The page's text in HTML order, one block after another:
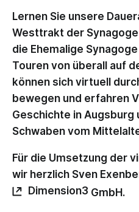
Lernen Sie unsere
Westtrakt der
die Ehemalige
Touren von überall auf
können sich virtuell
bewegen und erfahren
Geschichte in Augsburg
Schwaben vom
Für die Umsetzung der
wir herzlich Sven
Dimension3 GmbH.